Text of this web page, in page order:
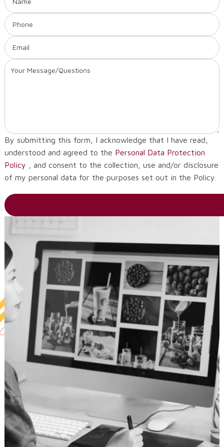
By submitting this form, I acknowledge that I have read,
understood and agreed to the Personal Data Protection
Policy
, and consent to the collection, use and/or disclosure
of my personal data for the purposes set out in the Policy.